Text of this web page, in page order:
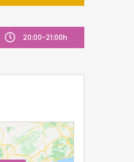
20:00-21:00h